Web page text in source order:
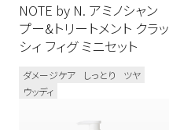
NOTE by N. アミノシャン
プー&トリートメント クラッ
シィ フィグ ミニセット
ダメージケア しっとり
ツヤ
ウッディ